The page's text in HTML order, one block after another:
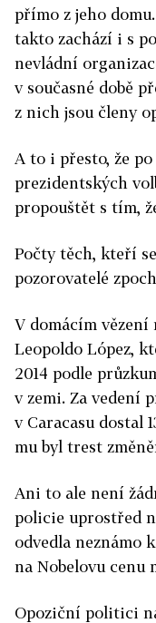
přímo z jeho
takto zachází i s
nevládní
v současné době
z nich jsou členy
A to i přesto, že
prezidentských
propouštět s tím,
Počty těch, kteří
pozorovatelé
V domácím
Leopoldo López,
2014 podle
v zemi. Za vedení
v Caracasu dostal
mu byl trest
Ani to ale není
policie uprostřed
odvedla neznámo
na Nobelovu cenu
Opoziční politici